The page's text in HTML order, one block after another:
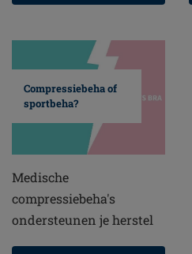
Compressiebeha of
sportbeha?
Medische
compressiebeha's
ondersteunen je herstel